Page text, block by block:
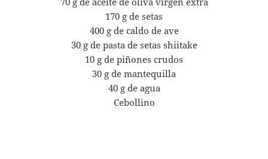
170 g de setas
400 g de caldo de ave
30 g de pasta de setas shiitake
10 g de piñones crudos
30 g de mantequilla
40 g de agua
Cebollino